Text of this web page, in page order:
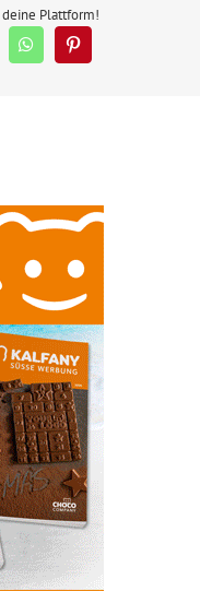
Plattform!
WhatsAppPinterest